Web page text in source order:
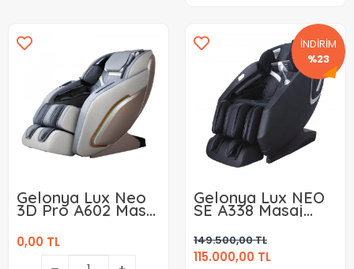
Gelonya Lux Neo
3D Pro A602 Masaj
Koltuğu
0,00 TL
İNDİRİM
%23
Gelonya Lux NEO
SE A338 Masaj
Koltuğu
149.500,00 TL
115.000,00 TL